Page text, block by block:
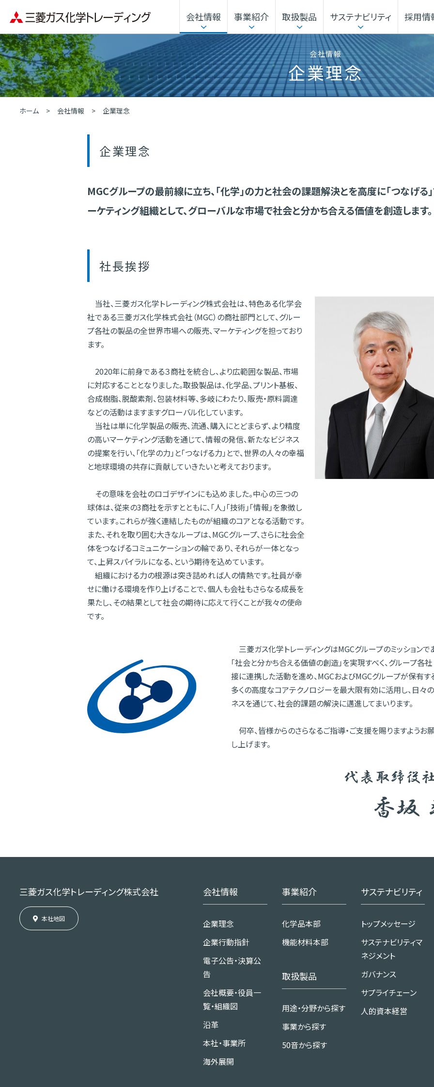
会社情報
企業理念 企業行動指針 電子公告・決算公告
沿革
本社・事業所 海外展開
事業紹介
化学品本部 機能材料本部
取扱製品
用途・分野から探す 事業から探す
サステナビリティ
トップメッセージ サステナビリティマネジメント ガバナンス
人的資本経営
採用情
会社情報
企業理念
ホーム 会社情報 企業理念
企業理念
MGCグループの最前線に立ち、「化学」の力と社会の課題解決とを高度に「つなげる
ーケティング組織として、グローバルな市場で社会と分かち合える価値を創造します。
社長挨拶
当社、三菱ガス化学トレーディング株式会社は、特色ある化学会
社である三菱ガス化学株式会社（MGC）の商社部門として、グルー
プ各社の製品の全世界市場への販売、マーケティングを担っており
ます。
2020年に前身である３商社を統合し、より広範囲な製品、市場
に対応することとなりました。取扱製品は、化学品、プリント基板、
合成樹脂、脱酸素剤、包装材料等、多岐にわたり、販売・原料調達
などの活動はますますグローバル化しています。
当社は単に化学製品の販売、流通、購入にとどまらず、より精度
の高いマーケティング活動を通じて、情報の発信、新たなビジネス
の提案を行い、「化学の力」と「つなげる力」とで、世界の人々の幸福
と地球環境の共存に貢献していきたいと考えております。
その意味を会社のロゴデザインにも込めました。中心の三つの
球体は、従来の3商社を示すとともに、「人」「技術」「情報」を象徴し
ています。これらが強く連結したものが組織のコアとなる活動です。
また、それを取り囲む大きなループは、MGCグループ、さらに社会全
体をつなげるコミュニケーションの輪であり、それらが一体となっ
て、上昇スパイラルになる、という期待を込めています。
組織における力の根源は突き詰めれば人の情熱です。社員が幸
せに働ける環境を作り上げることで、個人も会社もさらなる成長を
果たし、その結果として社会の期待に応えて行くことが我々の使命
です。
三菱ガス化学トレーディングはMGCグループのミッションで
「社会と分かち合える価値の創造」を実現すべく、グループ各
接に連携した活動を進め、MGCおよびMGCグループが保有す
多くの高度なコアテクノロジーを最大限有効に活用し、日々
ネスを通じて、社会的課題の解決に邁進してまいります。
何卒、皆様からのさらなるご指導・ご支援を賜りますようお
し上げます。
三菱ガス化学トレーディング株式会社
本社地図
会社情報
企業理念
企業行動指針
電子公告・決算公
告
会社概要・役員一
覧・組織図
沿革
本社・事業所
海外展開
事業紹介
化学品本部
機能材料本部
取扱製品
用途・分野から探す
事業から探す
50音から探す
サステナビリティ
トップメッセージ
サステナビリティマ
ネジメント
ガバナンス
サプライチェーン
人的資本経営